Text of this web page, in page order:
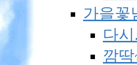
가을꽃
다시
깜딱